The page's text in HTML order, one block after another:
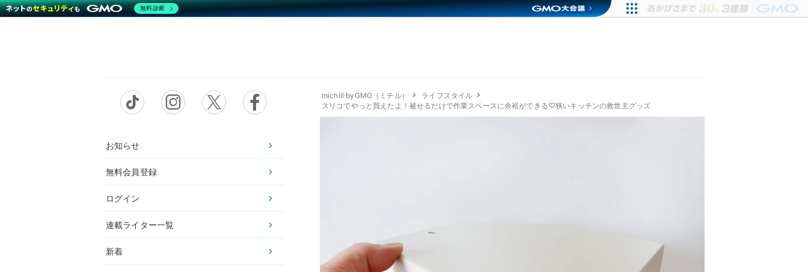
お知らせ
無料会員登録
ログイン
連載ライター一覧
新着
michill byGMO（ミチル）
ライフスタイル
スリコでやっと買えたよ！被せるだけで作業スペースに余裕ができる♡狭いキッチンの救世主グッズ
無料診断